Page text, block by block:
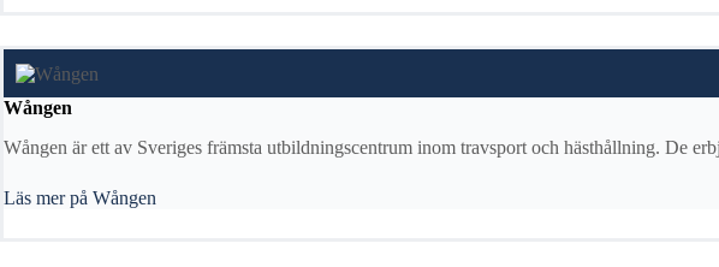
Wången
Wången är ett av Sveriges främsta utbildningscentrum inom travsport och hästhållning. De
Läs mer på Wången